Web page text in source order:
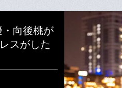
向後桃が
スがした